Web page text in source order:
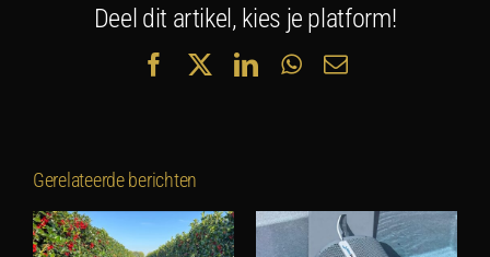
Deel dit artikel, kies je platform!
FacebookLinkedInWhatsApp
E-
Gerelateerde berichten